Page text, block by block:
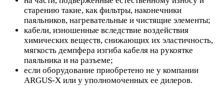
старению такие, как фильтры, наконечники
паяльников, нагревательные и чистящие элементы;
кабели, изношенные вследствие воздействия
химических веществ, снижающих их эластичность,
мягкость демпфера изгиба кабеля на рукоятке
паяльника и на разъеме;
если оборудование приобретено не у компании
ARGUS-X или у уполномоченных ее дилеров.